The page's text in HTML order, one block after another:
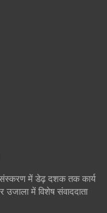
संस्करण में डेढ़ दशक तक कार्य
में विशेष संवाददाता